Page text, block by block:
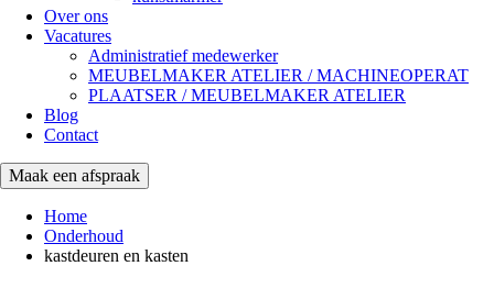
Over ons
Vacatures
Administratief medewerker
MEUBELMAKER ATELIER / MACHINEOPERAT
PLAATSER / MEUBELMAKER ATELIER
Blog
Contact
Maak een afspraak
Home
Onderhoud
kastdeuren en kasten